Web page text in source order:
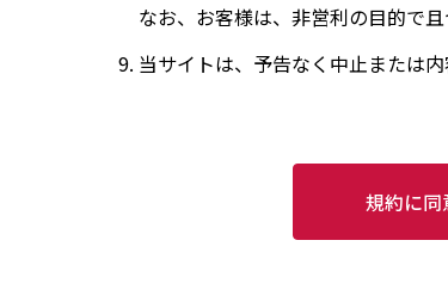
なお、お客様は、非営利の目的で
当サイトは、予告なく中止または
規約に同